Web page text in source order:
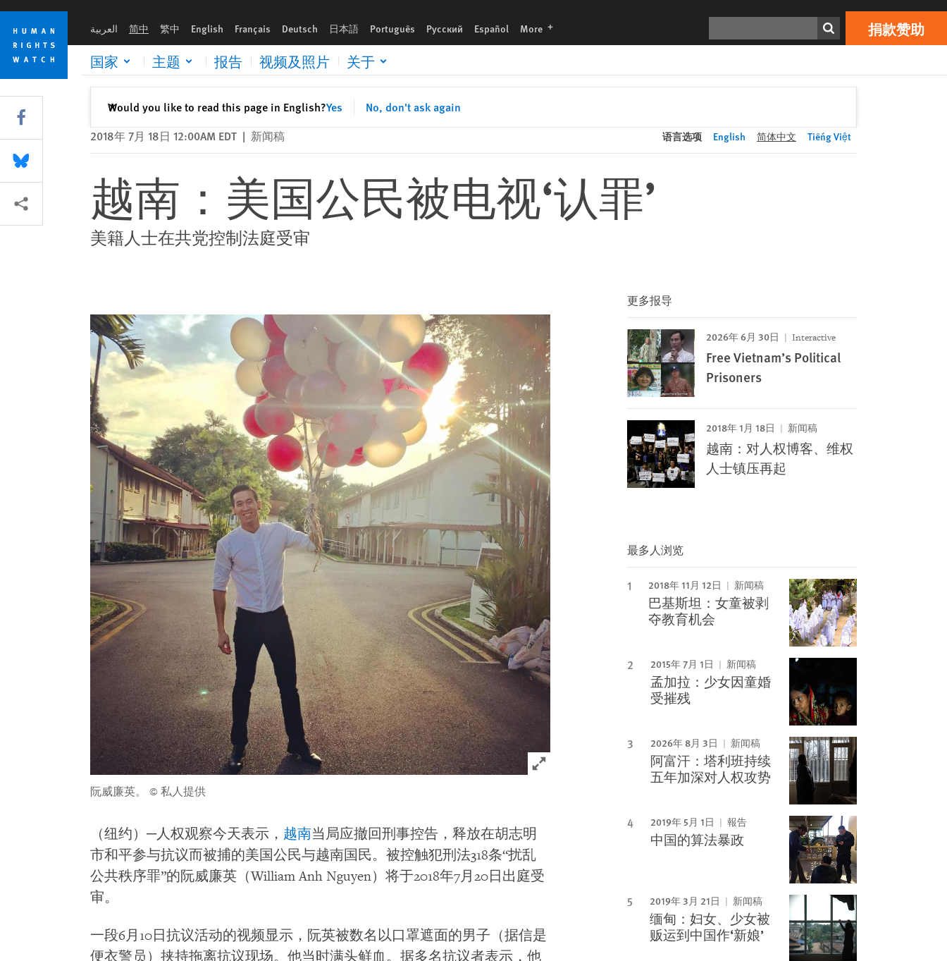
Skip
cookie
privacy
notice
Skip
main
content
العربية 简中 繁中 English Français Deutsch 日本語 Português Русский Español More languages 捐款赞助
国家 主题 报告 视频及照片 关于
Would you like to read this page in English?Yes No, don't ask again
✕关闭
Print 捐款赞助
2018年 7月 18日 12:00AM EDT | 新闻稿 语言选项 English 简体中文 Tiếng Việt
越南：美国公民被电视‘认罪’
美籍人士在共党控制法庭受审
Click to expand Image
阮威廉英。 © 私人提供
（纽约）─人权观察今天表示， 越南当局应撤回刑事控告，释放在胡志明
市和平参与抗议而被捕的美国公民与越南国民。被控触犯刑法318条“扰乱
公共秩序罪”的阮威廉英（William Anh Nguyen）将于2018年7月20日出庭受
审。
一段6月10日抗议活动的视频显示，阮英被数名以口罩遮面的男子（据信是
便衣警员）挟持拖离抗议现场。他当时满头鲜血。据多名抗议者表示，他
更多报导
2026年 6月 30日 Interactive
Free Vietnam’s Political
Prisoners
2018年 1月 18日 新闻稿
越南：对人权博客、维权
人士镇压再起
最多人浏览
2018年 11月 12日 新闻稿
巴基斯坦：女童被剥
夺教育机会
2015年 7月 1日 新闻稿
孟加拉：少女因童婚
受摧残
2026年 8月 3日 新闻稿
阿富汗：塔利班持续
五年加深对人权攻势
2019年 5月 1日 報告
中国的算法暴政
2019年 3月 21日 新闻稿
缅甸：妇女、少女被
贩运到中国作‘新娘’
Share this via Facebook
Share this via Bluesky
More sharing options